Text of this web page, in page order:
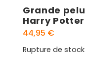
Grande
Harry Potter
44,95 €
Rupture de stock